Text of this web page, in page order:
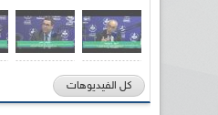
كل الفيديوهات